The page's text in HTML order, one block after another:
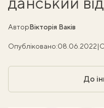
АвторВікторія Ваків
Опубліковано:08.06.2022|
До